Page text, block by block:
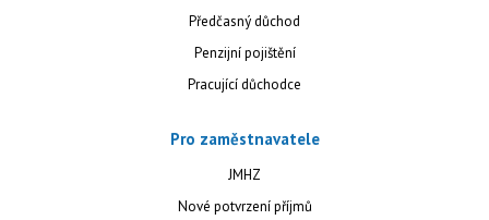
Předčasný důchod
Penzijní pojištění
Pracující důchodce
Pro zaměstnavatele
JMHZ
Nové potvrzení příjmů